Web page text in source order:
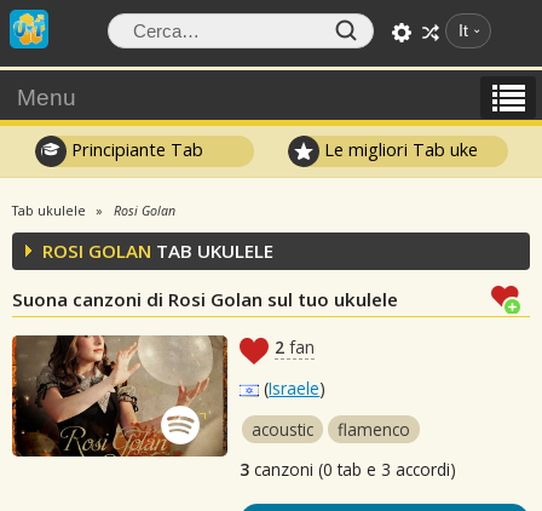
It
Menu
Principiante Tab Le migliori Tab uke
Tab ukulele Rosi Golan
ROSI GOLAN TAB UKULELE
Suona canzoni di Rosi Golan sul tuo ukulele
2 fan
(Israele)
acoustic
flamenco
3 canzoni (0 tab e 3 accordi)